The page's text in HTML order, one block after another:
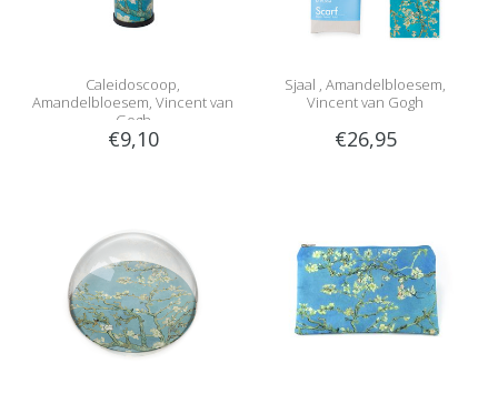
Caleidoscoop,
Amandelbloesem, Vincent van
Gogh
€9,10
Sjaal , Amandelbloesem,
Vincent van Gogh
€26,95